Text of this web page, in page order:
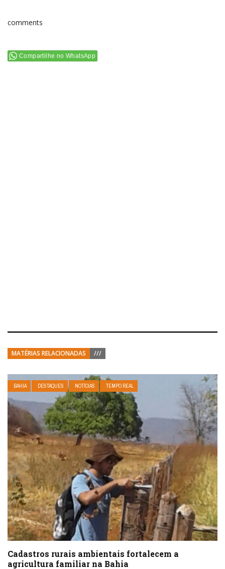
comments
Compartilhe no WhatsApp
MATÉRIAS RELACIONADAS ///
BAHIA DESTAQUES NOTÍCIAS TEMPO REAL
Cadastros rurais ambientais fortalecem a
agricultura familiar na Bahia